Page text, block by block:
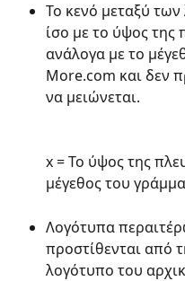
Το κενό μεταξύ
ίσο με το ύψος της
ανάλογα με το
More.com και δεν
να μειώνεται.
x = Το ύψος της
μέγεθος του
Λογότυπα
προστίθενται από
λογότυπο του